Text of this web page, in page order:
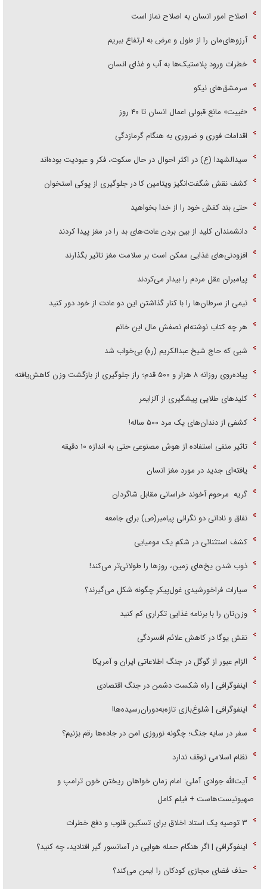
اصلاح امور انسان به اصلاح نماز است
آرزوهای‌مان را از طول و عرض به ارتفاع ببریم
خطرات ورود پلاستیک‌ها به آب و غذای انسان
سرمشق‌های نیکو
«غیبت» مانع قبولی اعمال انسان تا ۴۰ روز
اقدامات فوری و ضروری به هنگام گرمازدگی
سیدالشهدا (ع) در اکثر احوال در حال سکوت، فکر و عبودیت بوده‌اند
کشف نقش شگفت‌انگیز ویتامین کا در جلوگیری از پوکی استخوان
حتی بند کفش خود را از خدا بخواهید
دانشمندان کلید از بین بردن عادت‌های بد را در مغز پیدا کردند
افزودنی‌های غذایی ممکن است بر سلامت مغز تاثیر بگذارند
پیامبران عقل مردم را بیدار می‌کردند
نیمی از سرطان‌ها را با کنار گذاشتن این دو عادت از خود دور کنید
هر چه کتاب نوشته‌ام نصفش مال این خانم
شبی که حاج شیخ عبدالکریم (ره) بی‌خواب شد
پیاده‌روی روزانه ۸ هزار و ۵۰۰ قدم؛ راز جلوگیری از بازگشت وزن کاهش‌یافته
کلید‌های طلایی پیشگیری از آلزایمر
کشفی از دندان‌های یک مرد ۵۰۰ ساله!
تاثیر منفی استفاده از هوش مصنوعی حتی به اندازه ۱۰ دقیقه
یافته‌ای جدید در مورد مغز انسان
گریه مرحوم آخوند خراسانی مقابل شاگردان
نفاق و نادانی دو نگرانی پیامبر(ص) برای جامعه
کشف استثنائی در شکم یک مومیایی
ذوب شدن یخ‌های زمین، روز‌ها را طولانی‌تر می‌کند!
سیارات فراخورشیدی غول‌پیکر چگونه شکل می‌گیرند؟
وزن‌تان را با برنامه غذایی تکراری کم کنید
نقش یوگا در کاهش علائم افسردگی
الزام عبور از گوگل در جنگ اطلاعاتی ایران و آمریکا
اینفوگرافی | راه شکست دشمن در جنگ اقتصادی
اینفوگرافی | شلوغ‌بازی تازه‌به‌دوران‌رسیده‌ها!
سفر در سایه جنگ؛ چگونه نوروزی امن در جاده‌ها رقم بزنیم؟
نظام اسلامی توقف ندارد
آیت‌الله جوادی آملی: امام زمان خواهان ریختن خون ترامپ و
صهیونیست‌هاست + فیلم کامل
۳ توصیه یک استاد اخلاق برای تسکین قلوب و دفع خطرات
اینفوگرافی | اگر هنگام حمله هوایی در آسانسور گیر افتادید، چه کنید؟
حذف فضای مجازی کودکان را ایمن می‌کند؟